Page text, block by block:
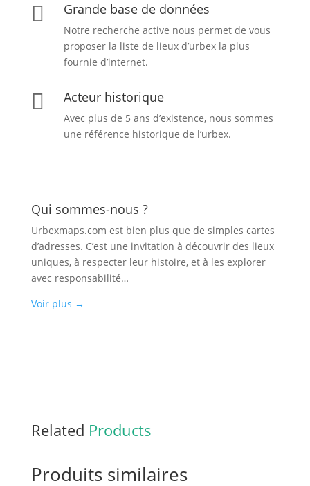
 Grande base de données
Notre recherche active nous permet de vous
proposer la liste de lieux d’urbexla plus
fournie d’internet.
 Acteur historique
Avec plus de 5 ans d’existence, nous sommes
une référence historique de l’urbex.
Qui sommes-nous ?
Urbexmaps.com est bien plus que de simples cartes
d’adresses. C’est une invitation à découvrir des lieux
uniques, à respecter leur histoire, et à les explorer
avec responsabilité…
Voir plus →
Related Products
Produits similaires